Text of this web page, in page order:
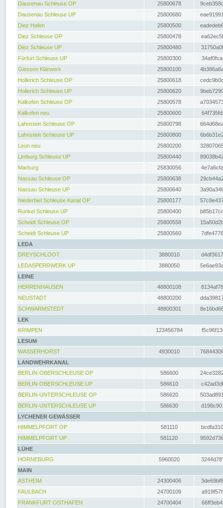
Dausenau Schleuse OP
25800678
Dausenau Schleuse UP
25800680
Diez Hafen
25800500
Diez Schleuse OP
25800478
Diez Schleuse UP
25800480
Fürfurt Schleuse UP
25800300
Giessen Klärwerk
25800100
Hollerich Schleuse OP
25800618
Hollerich Schleuse UP
25800620
Kalkofen Schleuse OP
25800578
Kalkofen neu
25800600
Lahnstein Schleuse OP
25800798
Lahnstein Schleuse UP
25800800
Leun neu
25800200
Limburg Schleuse UP
25800440
Marburg
25830056
Nassau Schleuse OP
25800638
Nassau Schleuse UP
25800640
Niederbiel Schleuse Kanal OP
25800177
Runkel Schleuse UP
25800400
Scheidt Schleuse OP
25800558
Scheidt Schleuse UP
25800560
LEDA
DREYSCHLOOT
3880010
LEDASPERRWERK UP
3880050
LEINE
HERRENHAUSEN
48800108
NEUSTADT
48800200
SCHWARMSTEDT
48800301
LEK
KRIMPEN
123456784
LESUM
WASSERHORST
4930010
LANDWEHRKANAL
BERLIN-OBERSCHLEUSE OP
586600
BERLIN-OBERSCHLEUSE UP
586610
BERLIN-UNTERSCHLEUSE OP
586620
BERLIN-UNTERSCHLEUSE UP
586630
LYCHENER GEWÄSSER
HIMMELPFORT OP
581110
HIMMELPFORT UP
581120
LÜHE
HORNEBURG
5960020
MAIN
ASTHEIM
24300406
FAULBACH
24700109
FRANKFURT OSTHAFEN
24700404